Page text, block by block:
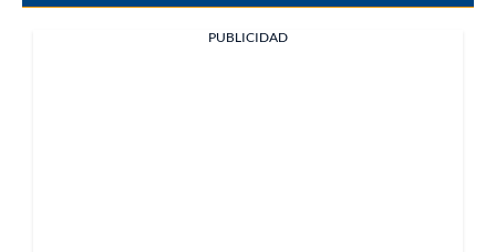
PUBLICIDAD